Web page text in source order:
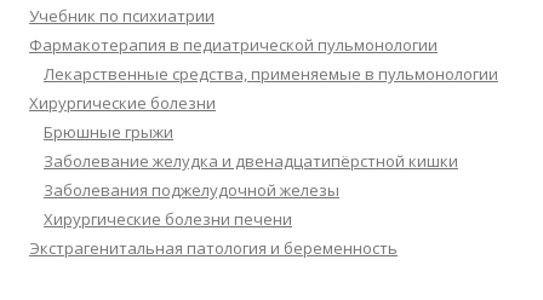
Учебник по психиатрии
Фармакотерапия в педиатрической пульмонологии
Лекарственные средства, применяемые в пульмонологии
Хирургические болезни
Брюшные грыжи
Заболевание желудка и двенадцатипёрстной кишки
Заболевания поджелудочной железы
Хирургические болезни печени
Экстрагенитальная патология и беременность